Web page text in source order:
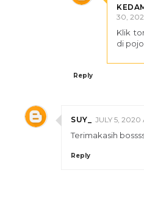
30,
Klik
di
Reply
SUY_ JULY 5, 2020
Terimakasih
Reply